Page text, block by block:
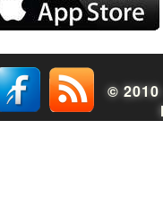
© 2010